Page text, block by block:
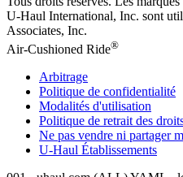
U-Haul International, Inc. sont
Associates, Inc.
Air-Cushioned Ride®
Arbitrage
Politique de confidentialité
Modalités d'utilisation
Politique de retrait des
Ne pas vendre ni partager
U-Haul Établissements